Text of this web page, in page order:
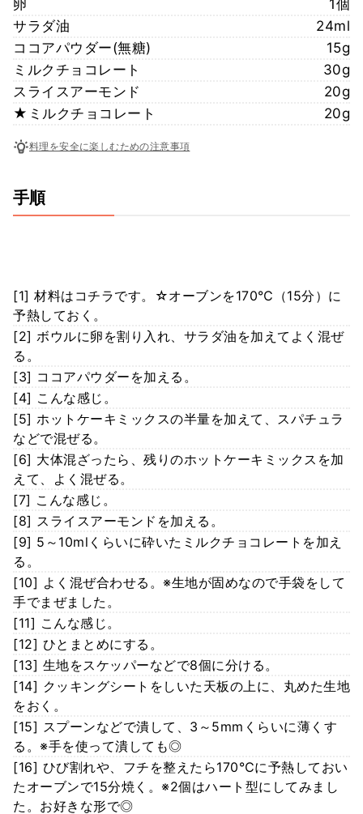
卵
1個
サラダ油
24ml
ココアパウダー(無糖)
15g
ミルクチョコレート
30g
スライスアーモンド
20g
★ミルクチョコレート
20g
料理を安全に楽しむための注意事項
手順
[1] 材料はコチラです。☆オーブンを170℃（15分）に
予熱しておく。
[2] ボウルに卵を割り入れ、サラダ油を加えてよく混ぜ
る。
[3] ココアパウダーを加える。
[4] こんな感じ。
[5] ホットケーキミックスの半量を加えて、スパチュラ
などで混ぜる。
[6] 大体混ざったら、残りのホットケーキミックスを加
えて、よく混ぜる。
[7] こんな感じ。
[8] スライスアーモンドを加える。
[9] 5～10mlくらいに砕いたミルクチョコレートを加え
る。
[10] よく混ぜ合わせる。※生地が固めなので手袋をして
手でまぜました。
[11] こんな感じ。
[12] ひとまとめにする。
[13] 生地をスケッパーなどで8個に分ける。
[14] クッキングシートをしいた天板の上に、丸めた生地
をおく。
[15] スプーンなどで潰して、3～5mmくらいに薄くす
る。※手を使って潰しても◎
[16] ひび割れや、フチを整えたら170℃に予熱しておい
たオーブンで15分焼く。※2個はハート型にしてみまし
た。お好きな形で◎